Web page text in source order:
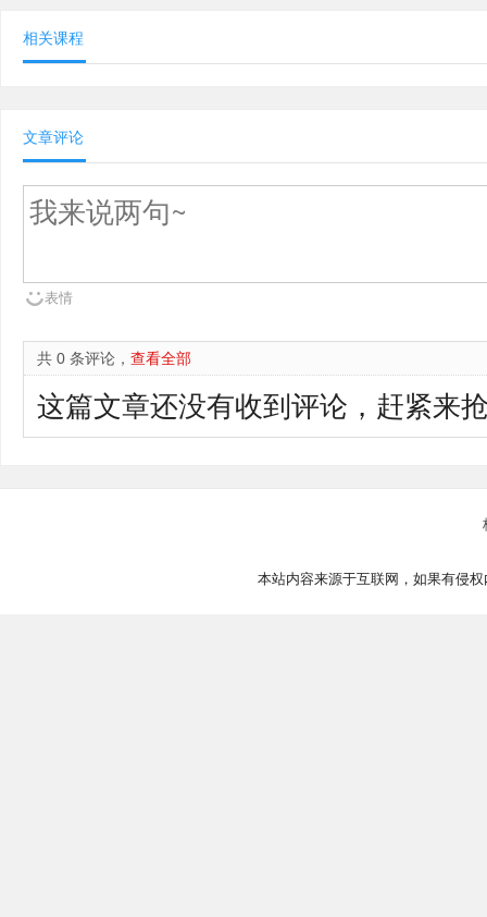
相关课程
文章评论
表情
共 0 条评论， 查看全部
这篇文章还没有收到评论，赶紧来
本站内容来源于互联网，如果有侵